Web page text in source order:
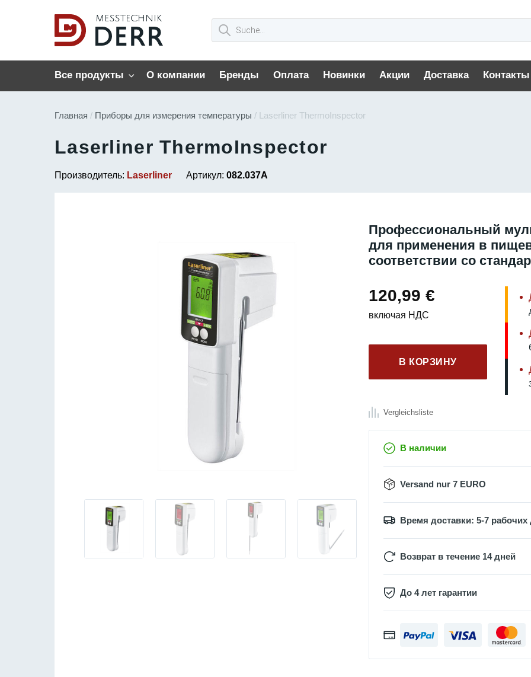
Все продукты О компании Бренды Оплата Новинки Акции Доставка Контакты
Главная / Приборы для измерения температуры / Laserliner ThermoInspector
Laserliner ThermoInspector
Производитель: Laserliner Артикул: 082.037A
Профессиональный
для применения в
соответствии со
120,99 €
включая НДС
В КОРЗИНУ
Vergleichsliste
В наличии
Versand nur 7 EURO
Время доставки: 5-7 рабочих
Возврат в течение 14 дней
До 4 лет гарантии